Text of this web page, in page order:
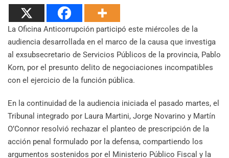
La Oficina Anticorrupción participó este miércoles de la
audiencia desarrollada en el marco de la causa que investiga
al exsubsecretario de Servicios Públicos de la provincia, Pablo
Korn, por el presunto delito de negociaciones incompatibles
con el ejercicio de la función pública.
En la continuidad de la audiencia iniciada el pasado martes, el
Tribunal integrado por Laura Martini, Jorge Novarino y Martín
O’Connor resolvió rechazar el planteo de prescripción de la
acción penal formulado por la defensa, compartiendo los
argumentos sostenidos por el Ministerio Público Fiscal y la